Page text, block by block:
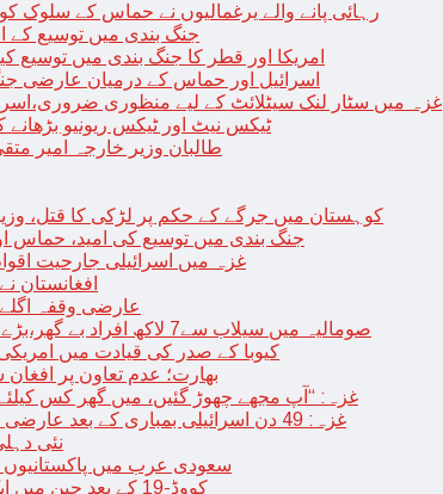
رہائی پانے والے یرغمالیوں نے حماس کے سلوک
جنگ بندی میں توسیع کے
امریکا اور قطر کا جنگ بندی میں توسیع
اسرائیل اور حماس کے درمیان عارضی
غزہ میں سٹار لنک سیٹلائٹ کے لیے منظوری
ٹیکس نیٹ اور ٹیکس ریونیو بڑھانے
طالبان وزیر خارجہ امیر
< > کوہستان میں جرگے کے حکم پر لڑکی کا قتل،
جنگ بندی میں توسیع کی امید، حماس
غزہ میں اسرائیلی جارحیت
افغانستان
عارضی وقفہ
صومالیہ میں سیلاب سے7 لاکھ افراد بے گھر،بڑے پیمانے پر زرعی زمین تباہ، پل بھی بہہ گئے
کیوبا کے صدر کی قیادت میں
بھارت؛ عدم تعاون پر افغان
غزہ: “آپ مجھے چھوڑ گئیں، میں گھر کس
غزہ: 49 دن اسرائیلی بمباری کے بعد عارضی جنگ بندی، فلسطینیوں کی اپنے گھر واپسی
نئی
سعودی عرب میں پاکستانیوں
کووڈ-19 کے بعد چین میں ایک اور پُراسرار قسم کی بیماری پھیلنے لگی